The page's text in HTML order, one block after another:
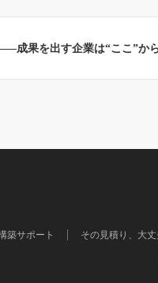
成果を出す企業は“ここ”か
築サポート その見積り、大丈